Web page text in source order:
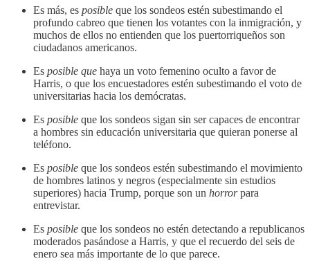
Es más, es posible que los sondeos estén subestimando el
profundo cabreo que tienen los votantes con la inmigración, y
muchos de ellos no entienden que los puertorriqueños son
ciudadanos americanos.
Es posible que haya un voto femenino oculto a favor de
Harris, o que los encuestadores estén subestimando el voto de
universitarias hacia los demócratas.
Es posible que los sondeos sigan sin ser capaces de encontrar
a hombres sin educación universitaria que quieran ponerse al
teléfono.
Es posible que los sondeos estén subestimando el movimiento
de hombres latinos y negros (especialmente sin estudios
superiores) hacia Trump, porque son un horrorpara
entrevistar.
Es posible que los sondeos no estén detectando a republicanos
moderados pasándose a Harris, y que el recuerdo del seis de
enero sea más importante de lo que parece.